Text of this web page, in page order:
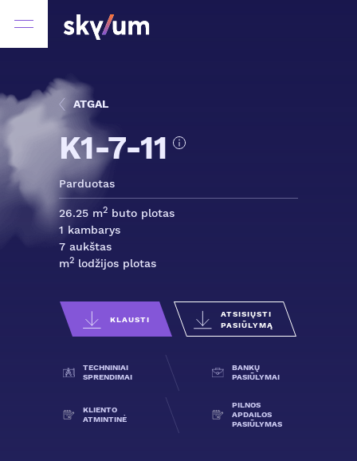
ATGAL
K1-7-11
Parduotas
26.25 m2 buto plotas
1 kambarys
7 aukštas
m2 lodžijos plotas
KLAUSTI
ATSISIŲSTI
PASIŪLYMĄ
TECHNINIAI
SPRENDIMAI
BANKŲ
PASIŪLYMAI
KLIENTO
ATMINTINĖ
PILNOS
APDAILOS
PASIŪLYMAS